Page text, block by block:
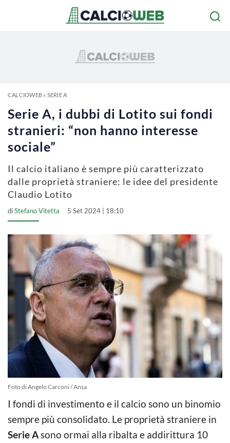
CALCIOWEB» SERIE A
Serie A, i dubbi di Lotito sui fondi
stranieri: “non hanno interesse
sociale”
Il calcio italiano è sempre più caratterizzato
dalle proprietà straniere: le idee del presidente
Claudio Lotito
diStefano Vitetta 5 Set 2024 | 18:10
Foto di Angelo Carconi / Ansa
I fondi di investimento e il calcio sono un binomio
sempre più consolidato. Le proprietà straniere in
Serie Asono ormai alla ribalta e addirittura 10